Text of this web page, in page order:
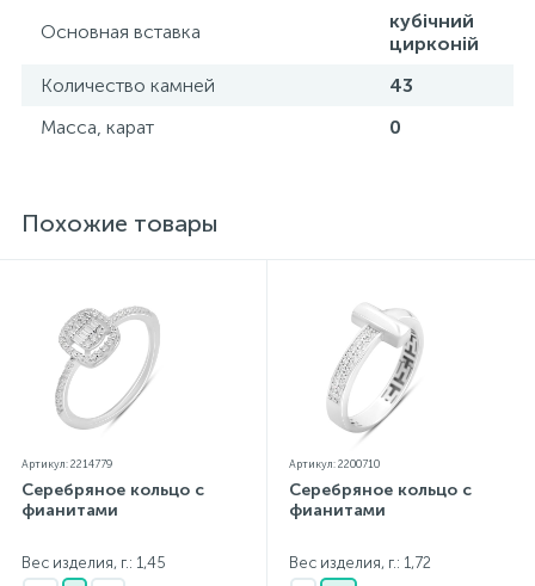
незначительно отличаться от реальных из-за
особенностей цветопередачи экрана
Основная вставка
кубічний
цирконій
Количество камней
43
Масса, карат
0
Похожие товары
Артикул: 2214779
Серебряное кольцо с
фианитами
Вес изделия, г.: 1,45
Артикул: 2200710
Серебряное кольцо с
фианитами
Вес изделия, г.: 1,72